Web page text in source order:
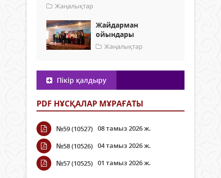
Жаңалықтар
Жайдарман
ойындары
Жаңалықтар
Пікір қалдыру
PDF НҰСҚАЛАР МҰРАҒАТЫ
№59 (10527) 08 тамыз 2026 ж.
№58 (10526) 04 тамыз 2026 ж.
№57 (10525) 01 тамыз 2026 ж.